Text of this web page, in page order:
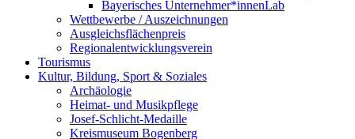
Bayerisches Unternehmer*innenLab
Wettbewerbe / Auszeichnungen
Ausgleichsflächenpreis
Regionalentwicklungsverein
Tourismus
Kultur, Bildung, Sport & Soziales
Archäologie
Heimat- und Musikpflege
Josef-Schlicht-Medaille
Kreismuseum Bogenberg